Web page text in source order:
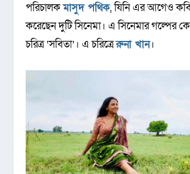
পরিচালকমাসুদ পথিক, যিনি এর আগেও
করেছেন দুটি সিনেমা। এ সিনেমার গল্পের
চরিত্র ‘সবিতা’। এ চরিত্রেরুনা খান।